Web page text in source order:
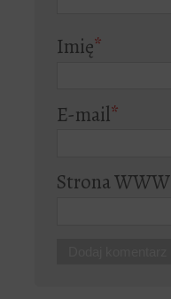
Imię*
E-mail*
Strona WWW